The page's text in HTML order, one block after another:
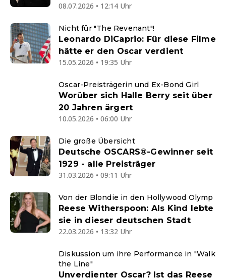
08.07.2026 • 12:14 Uhr
Nicht für "The Revenant"!
Leonardo DiCaprio: Für diese Filme
hätte er den Oscar verdient
15.05.2026 • 19:35 Uhr
Oscar-Preisträgerin und Ex-Bond Girl
Worüber sich Halle Berry seit über
20 Jahren ärgert
10.05.2026 • 06:00 Uhr
Die große Übersicht
Deutsche OSCARS®-Gewinner seit
1929 - alle Preisträger
31.03.2026 • 09:11 Uhr
Von der Blondie in den Hollywood Olymp
Reese Witherspoon: Als Kind lebte
sie in dieser deutschen Stadt
22.03.2026 • 13:32 Uhr
Diskussion um ihre Performance in "Walk
the Line"
Unverdienter Oscar? Ist das Reese